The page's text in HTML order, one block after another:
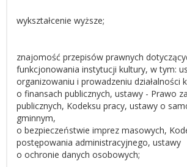
wykształcenie wyższe;
znajomość przepisów prawnych
funkcjonowania instytucji kultury, w tym:
organizowaniu i prowadzeniu działalności
o finansach publicznych, ustawy - Prawo
publicznych, Kodeksu pracy, ustawy o
gminnym,
o bezpieczeństwie imprez masowych,
postępowania administracyjnego, ustawy
o ochronie danych osobowych;